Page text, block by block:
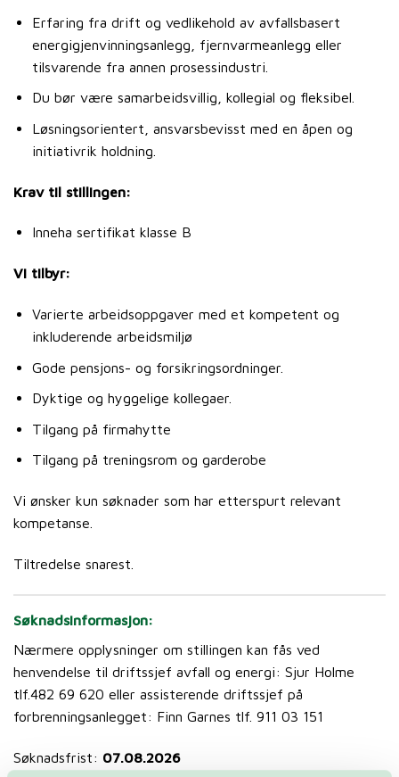
Erfaring fra drift og vedlikehold av avfallsbasert
energigjenvinningsanlegg, fjernvarmeanlegg eller
tilsvarende fra annen prosessindustri.
Du bør være samarbeidsvillig, kollegial og fleksibel.
Løsningsorientert, ansvarsbevisst med en åpen og
initiativrik holdning.
Krav til stillingen:
Inneha sertifikat klasse B
Vi tilbyr:
Varierte arbeidsoppgaver med et kompetent og
inkluderende arbeidsmiljø
Gode pensjons- og forsikringsordninger.
Dyktige og hyggelige kollegaer.
Tilgang på firmahytte
Tilgang på treningsrom og garderobe
Vi ønsker kun søknader som har etterspurt relevant
kompetanse.
Tiltredelse snarest.
Søknadsinformasjon:
Nærmere opplysninger om stillingen kan fås ved
henvendelse til driftssjef avfall og energi: Sjur Holme
tlf.482 69 620 eller assisterende driftssjef på
forbrenningsanlegget: Finn Garnes tlf. 911 03 151
Søknadsfrist: 07.08.2026